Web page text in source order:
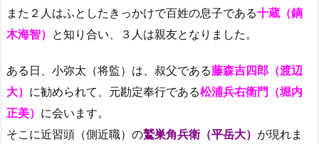
また２人はふとしたきっかけで百姓の息子である十蔵（鏑
木海智） と知り合い、３人は親友となりました。
ある日、小弥太（将監）は、叔父である藤森吉四郎（渡辺
大） に勧められて、元勘定奉行である松浦兵右衛門（堀内
正美） に会います。
そこに近習頭（側近職）の鷲巣角兵衛（平岳大） が現れま